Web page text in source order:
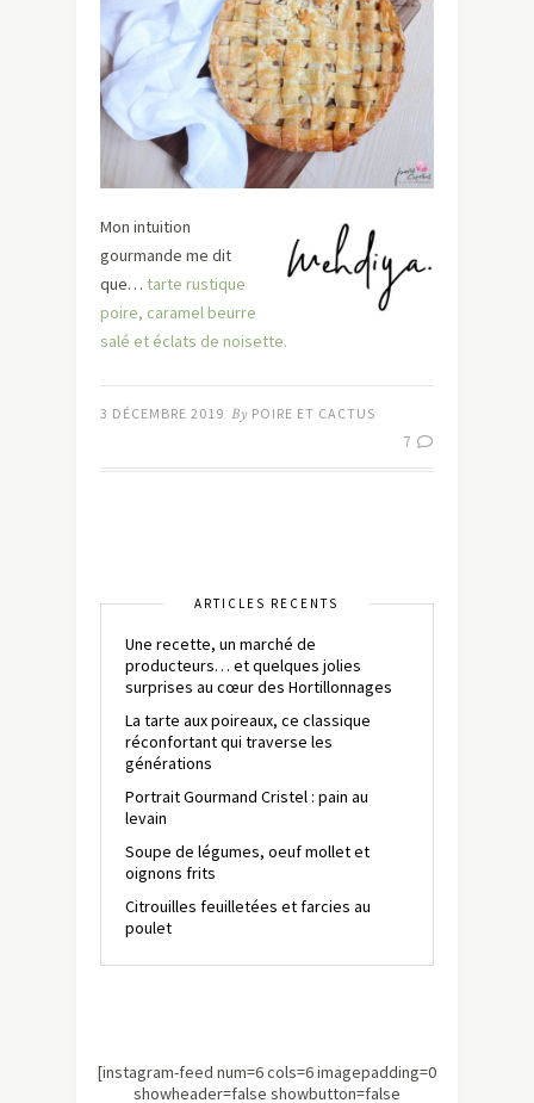
Mon intuition
gourmande me dit
que… tarte rustique
poire, caramel beurre
salé et éclats de noisette.
3 DÉCEMBRE 2019 By POIRE ET CACTUS
7
ARTICLES RÉCENTS
Une recette, un marché de
producteurs… et quelques jolies
surprises au cœur des Hortillonnages
La tarte aux poireaux, ce classique
réconfortant qui traverse les
générations
Portrait Gourmand Cristel : pain au
levain
Soupe de légumes, oeuf mollet et
oignons frits
Citrouilles feuilletées et farcies au
poulet
[instagram-feed num=6 cols=6 imagepadding=0
showheader=false showbutton=false